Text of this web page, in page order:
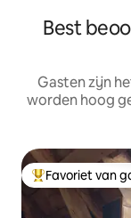
Best
Gasten zijn
worden hoog
Topfavoriet van
Favoriet van